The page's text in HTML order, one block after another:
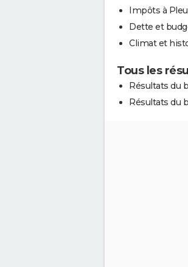
Impôts à
Dette et
Climat et
Tous les
Résultats du
Résultats du